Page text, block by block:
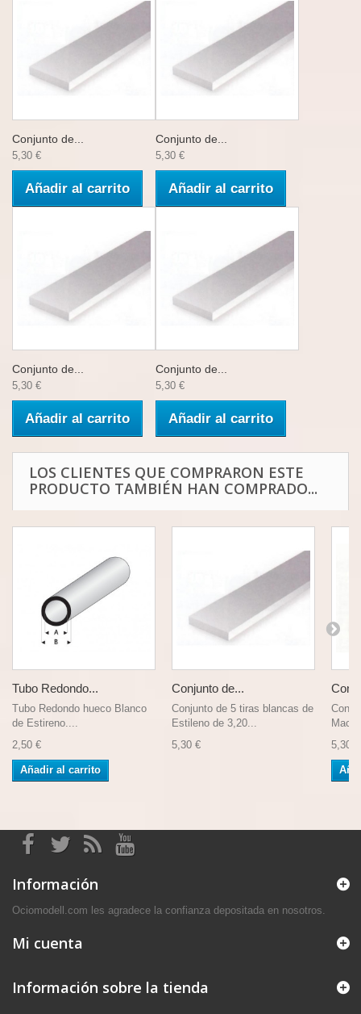
Conjunto de...
5,30 €
Añadir al carrito
Conjunto de...
5,30 €
Añadir al carrito
Conjunto de...
5,30 €
Añadir al carrito
Conjunto de...
5,30 €
Añadir al carrito
LOS CLIENTES QUE COMPRARON ESTE
PRODUCTO TAMBIÉN HAN COMPRADO...
Tubo Redondo...
Tubo Redondo hueco Blanco
de Estireno....
2,50 €
Añadir al carrito
Conjunto de...
Conjunto de 5 tiras blancas de
Estileno de 3,20...
5,30 €
5,30 €
Información
Ociomodell.com les agradece la confianza depositada en nosotros.
Mi cuenta
Información sobre la tienda